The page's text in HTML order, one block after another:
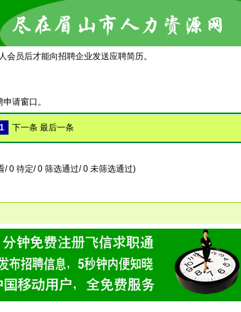
会员后才能向招聘企业发送应聘简历。
请窗口。
1 下一条 最后一条
/ 0 待定/ 0 筛选通过/ 0 未筛选通过)